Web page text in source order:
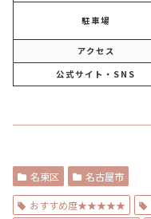
駐車場
アクセス
公式サイト・SNS
名東区 名古屋市
おすすめ度★★★★★